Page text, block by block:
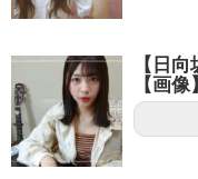
【日
【画像】